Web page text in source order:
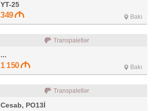
YT-25
349 Bakı
Transpaletlər
...
1 150 Bakı
Transpaletlər
Cesab, PO13İ